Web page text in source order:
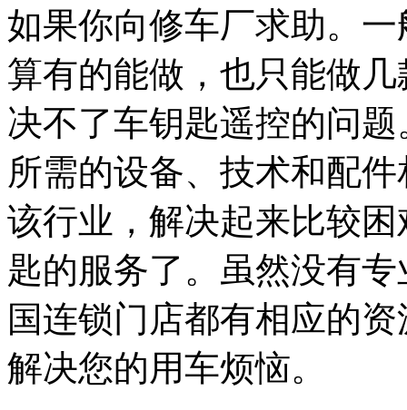
如果你向修车厂求助。
算有的能做，也只能做
决不了车钥匙遥控的问
所需的设备、技术和配
该行业，解决起来比较
匙的服务了。虽然没有
国连锁门店都有相应的
解决您的用车烦恼。